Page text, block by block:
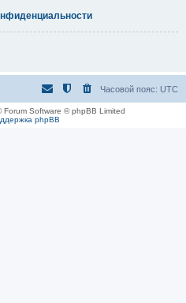
Часовой пояс: UTC
Forum Software © phpBB Limited
phpBB